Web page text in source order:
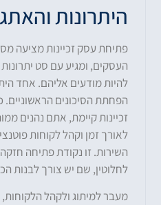
היתרונות
פתיחת עסק זכיינות מציעה
העסקים, ומגיע עם סט
להיות מודעים אליהם. אחד
הפחתת הסיכונים
זכיינות קיימת, אתם נהנים
לאורך זמן וקהל לקוחות
השירות. זו נקודת פתיחה
לחלוטין, שם יש צורך לבנות
מעבר למיתוג ולקהל הלקוחות,